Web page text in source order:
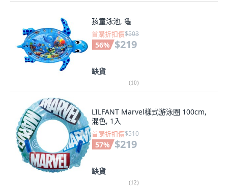
孩童泳池, 龜
首購折扣價$503
56% $219
缺貨
(10)
LILFANT Marvel樣式游泳圈 100cm,
混色, 1入
首購折扣價$510
57% $219
缺貨
(12)